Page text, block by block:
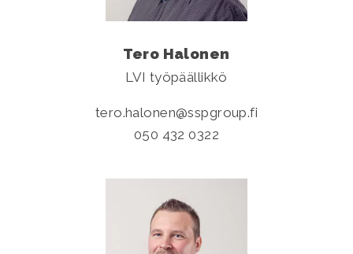
Tero Halonen
LVI työpäällikkö
tero.halonen
sspgroup.fi
050 432 0322